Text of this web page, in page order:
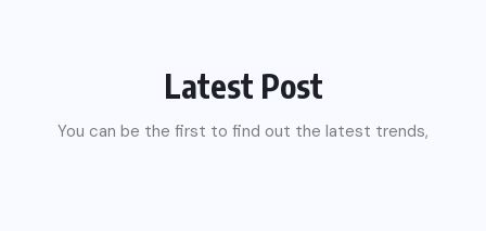
Latest Post
You can be the first to find out the latest trends,